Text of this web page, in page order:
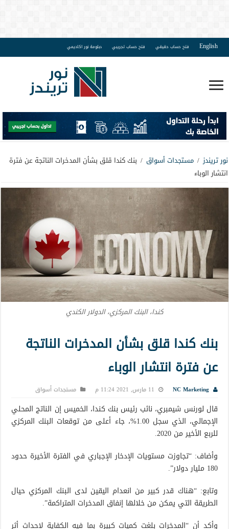
English فتح حساب حقيقي فتح حساب تجريبي دبلومة نور اكاديمي
نور تريندز / مستجدات أسواق / بنك كندا قلق بشأن المدخرات الناتجة عن فترة
انتشار الوباء
كندا، البنك المركزي، الدولار الكندي
بنك كندا قلق بشأن المدخرات الناتجة
عن فترة انتشار الوباء
NC Marketing 11 مارس, 2021 11:24 م مستجدات أسواق
قال لورنس شيمبري، نائب رئيس بنك كندا، الخميس إن الناتج المحلي
الإجمالي، الذي سجل 1.00%، جاء أعلى من توقعات البنك المركزي
للربع الأخير من 2020.
وأضاف: “تجاوزت مستويات الإدخار الإجباري في الفترة الأخيرة حدود
180 مليار دولار”.
وتابع: “هناك قدر كبير من انعدام اليقين لدى البنك المركزي حيال
الطريقة التي يمكن من خلالها إنفاق المدخرات المتراكمة”.
وأكد أن “المدخرات بلغت كميات كبيرة بما فيه الكفاية لإحداث أثر